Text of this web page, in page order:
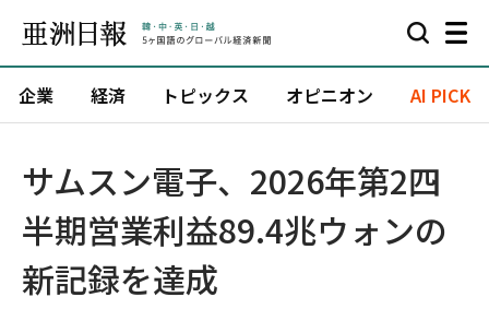
企業 経済 トピックス オピニオン AI PICK
サムスン電子、2026年第2四
半期営業利益89.4兆ウォンの
新記録を達成